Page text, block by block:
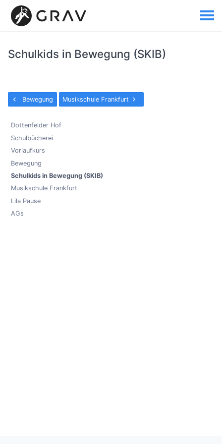
Schulkids in Bewegung (SKIB)
Bewegung Musikschule Frankfurt
Dottenfelder Hof
Schulbücherei
Vorlaufkurs
Bewegung
Schulkids in Bewegung (SKIB)
Musikschule Frankfurt
Lila Pause
AGs